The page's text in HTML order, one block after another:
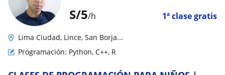
S/5/h 1ª clase gratis
Lima Ciudad, Lince, San Borja...
Programación: Python, C++, R